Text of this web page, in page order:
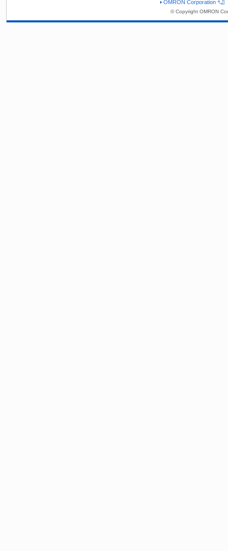
OMRON Corporation
© Copyright OMRON